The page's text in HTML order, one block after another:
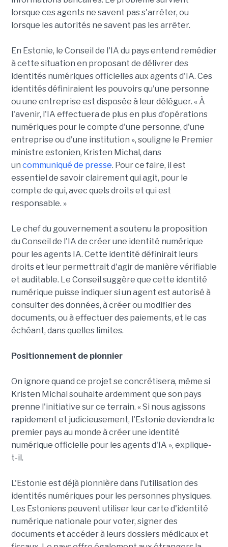
lorsque ces agents ne savent pas s'arrêter, ou
lorsque les autorités ne savent pas les arrêter.
En Estonie, le Conseil de l'IA du pays entend remédier
à cette situation en proposant de délivrer des
identités numériques officielles aux agents d'IA. Ces
identités définiraient les pouvoirs qu'une personne
ou une entreprise est disposée à leur déléguer. « À
l'avenir, l'IA effectuera de plus en plus d'opérations
numériques pour le compte d'une personne, d'une
entreprise ou d'une institution », souligne le Premier
ministre estonien, Kristen Michal, dans
un communiqué de presse. Pour ce faire, il est
essentiel de savoir clairement qui agit, pour le
compte de qui, avec quels droits et qui est
responsable. »
Le chef du gouvernement a soutenu la proposition
du Conseil de l'IA de créer une identité numérique
pour les agents IA. Cette identité définirait leurs
droits et leur permettrait d'agir de manière vérifiable
et auditable. Le Conseil suggère que cette identité
numérique puisse indiquer si un agent est autorisé à
consulter des données, à créer ou modifier des
documents, ou à effectuer des paiements, et le cas
échéant, dans quelles limites.
Positionnement de pionnier
On ignore quand ce projet se concrétisera, même si
Kristen Michal souhaite ardemment que son pays
prenne l'initiative sur ce terrain. « Si nous agissons
rapidement et judicieusement, l'Estonie deviendra le
premier pays au monde à créer une identité
numérique officielle pour les agents d'IA », explique-
t-il.
L'Estonie est déjà pionnière dans l'utilisation des
identités numériques pour les personnes physiques.
Les Estoniens peuvent utiliser leur carte d'identité
numérique nationale pour voter, signer des
documents et accéder à leurs dossiers médicaux et